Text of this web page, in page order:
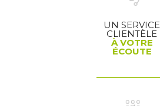
UN SERVICE
CLIENTÈLE
À VOTRE
ÉCOUTE